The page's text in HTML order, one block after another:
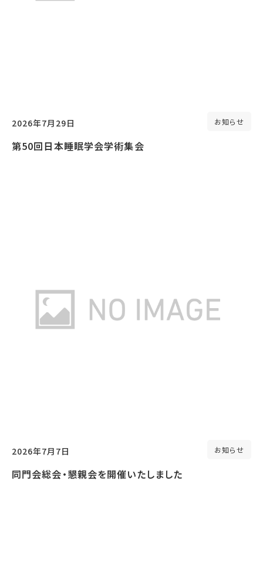
2026年7月29日 お知らせ
第50回日本睡眠学会学術集会
2026年7月7日 お知らせ
同門会総会・懇親会を開催いたしました